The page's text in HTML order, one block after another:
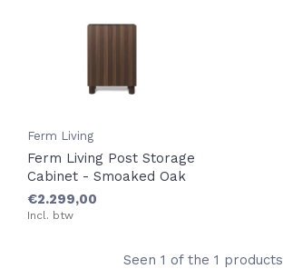
Ferm Living
Ferm Living Post Storage
Cabinet - Smoaked Oak
€2.299,00
Incl. btw
Seen 1 of the 1 products